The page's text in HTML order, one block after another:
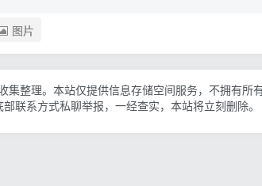
图片
整理。本站仅提供信息存储空间服务，不拥有所
联系方式私聊举报，一经查实，本站将立刻删除。